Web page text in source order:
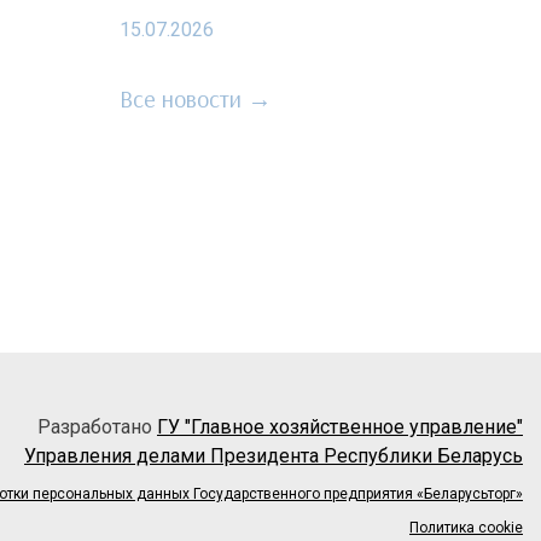
15.07.2026
Все новости →
Разработано ГУ "Главное хозяйственное управление"
Управления делами Президента Республики Беларусь
персональных данных Государственного предприятия «Беларусьторг»
Политика cookie